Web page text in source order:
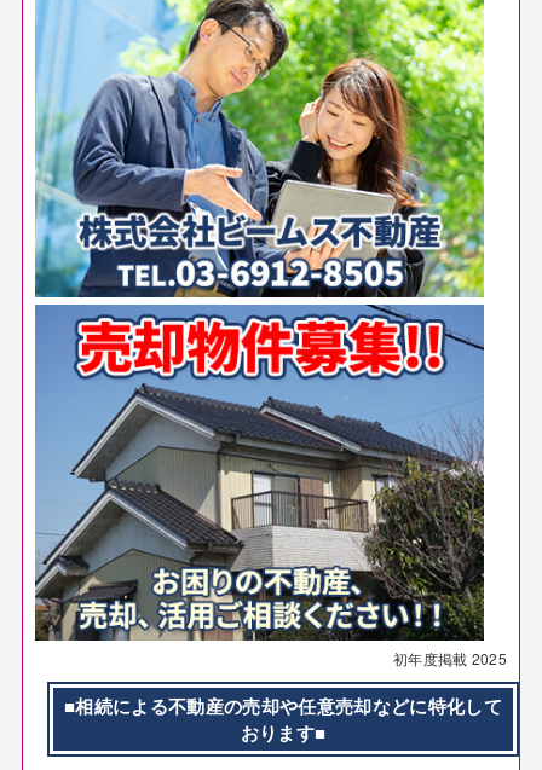
初年度掲載 2025
■相続による不動産の売却や任意売却などに特化して
おります■